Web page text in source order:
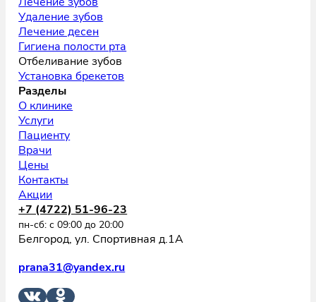
Удаление зубов
Лечение десен
Гигиена полости рта
Отбеливание зубов
Установка брекетов
Разделы
О клинике
Услуги
Пациенту
Врачи
Цены
Контакты
Акции
+7 (4722) 51-96-23
пн-сб: с 09:00 до 20:00
Белгород, ул. Спортивная д.1А
prana31@yandex.ru